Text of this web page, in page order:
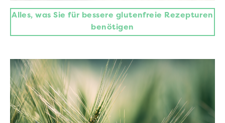
Alles, was Sie für bessere glutenfreie Rezepturen
benötigen